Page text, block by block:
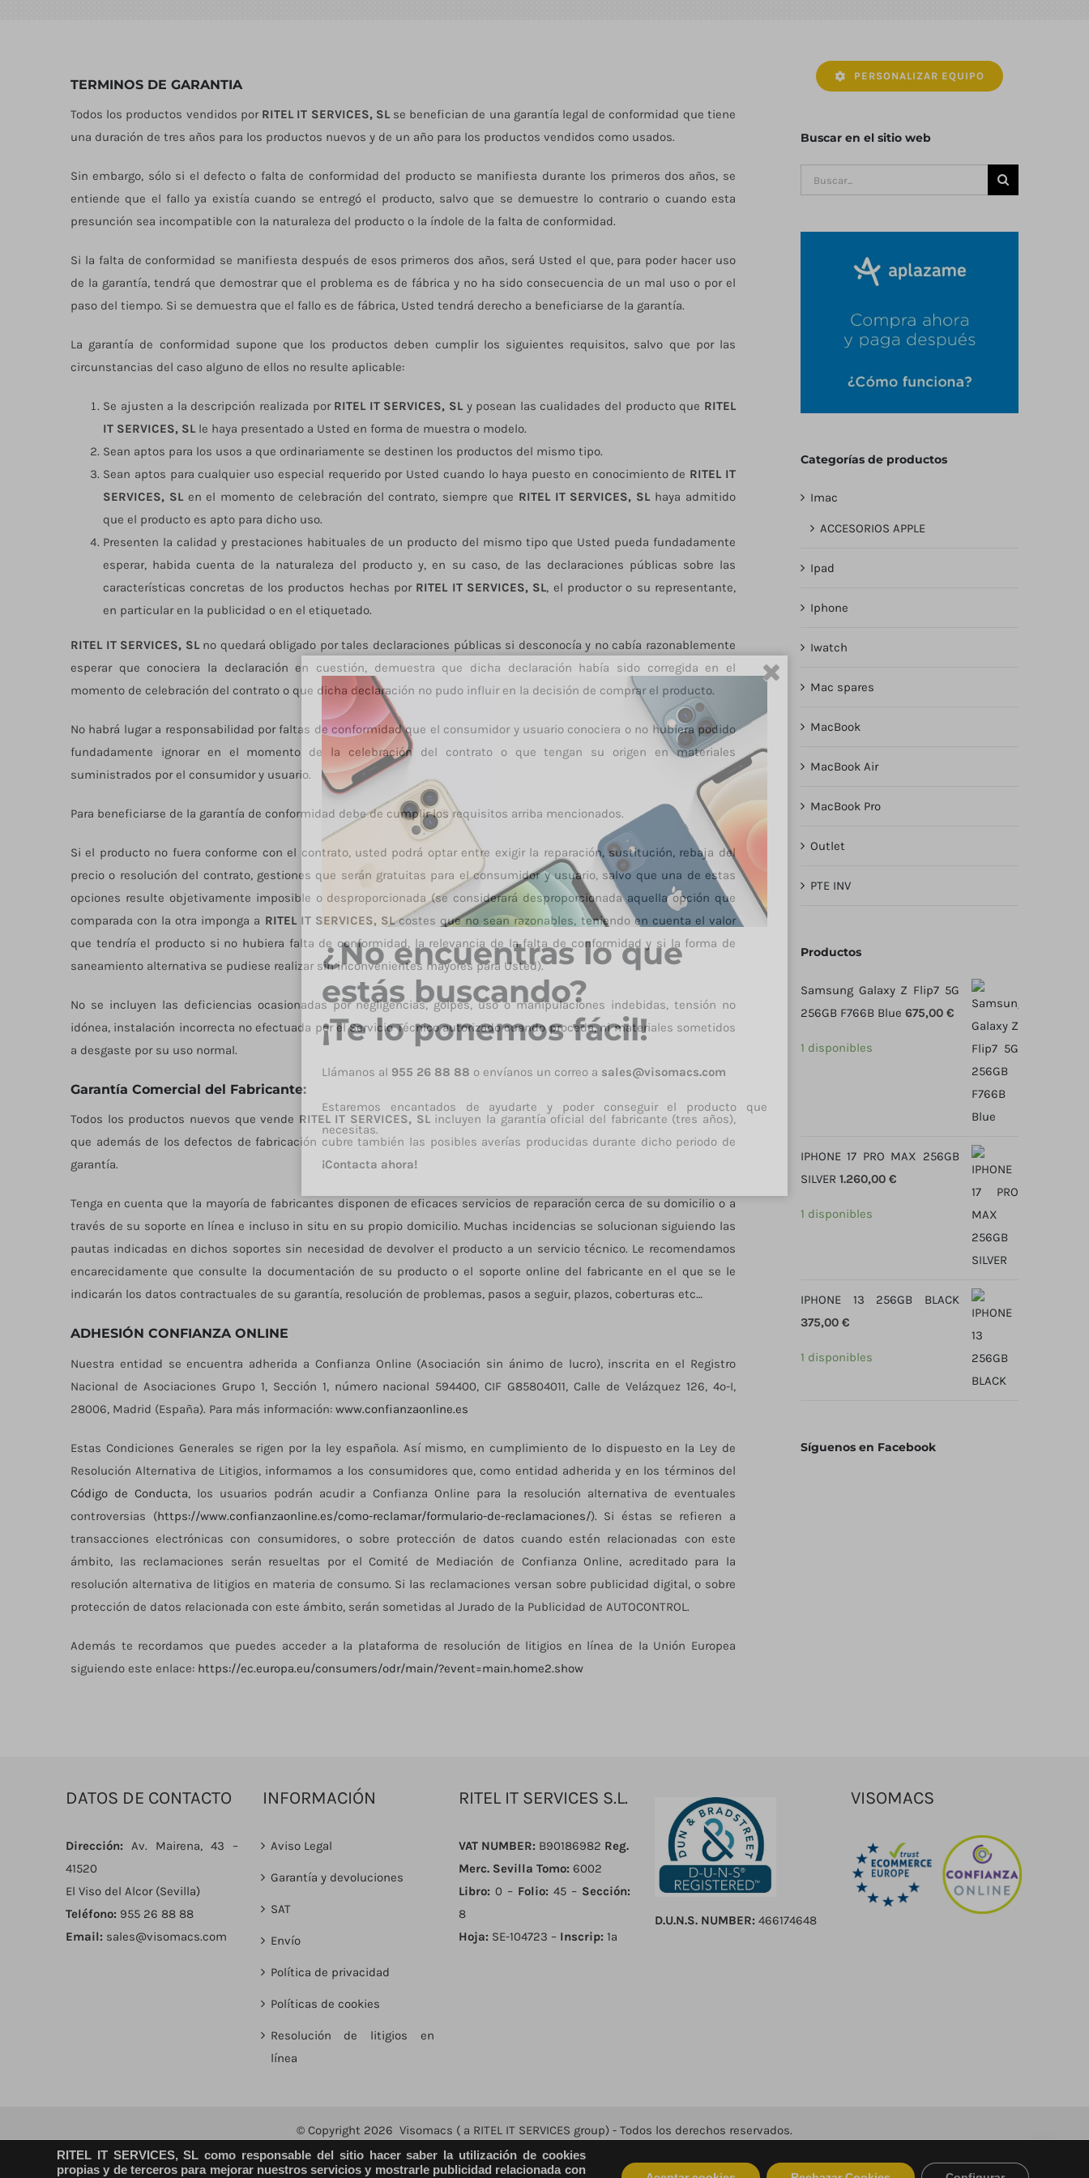
TERMINOS DE GARANTIA
Todos los productos vendidos por RITEL IT SERVICES, SLse benefician de una garantía legal de conformidad que tiene
una duración de tres años para los productos nuevos y de un año para los productos vendidos como usados.
Sin embargo, sólo si el defecto o falta de conformidad del producto se manifiesta durante los primeros dos años, se
entiende que el fallo ya existía cuando se entregó el producto, salvo que se demuestre lo contrario o cuando esta
presunción sea incompatible con la naturaleza del producto o la índole de la falta de conformidad.
Si la falta de conformidad se manifiesta después de esos primeros dos años, será Usted el que, para poder hacer uso
de la garantía, tendrá que demostrar que el problema es de fábrica y no ha sido consecuencia de un mal uso o por el
paso del tiempo. Si se demuestra que el fallo es de fábrica, Usted tendrá derecho a beneficiarse de la garantía.
La garantía de conformidad supone que los productos deben cumplir los siguientes requisitos, salvo que por las
circunstancias del caso alguno de ellos no resulte aplicable:
Se ajusten a la descripción realizada por RITEL IT SERVICES, SL y posean las cualidades del producto que RITEL
IT SERVICES, SL le haya presentado a Usted en forma de muestra o modelo.
Sean aptos para los usos a que ordinariamente se destinen los productos del mismo tipo.
Sean aptos para cualquier uso especial requerido por Usted cuando lo haya puesto en conocimiento de RITEL IT
SERVICES, SLen el momento de celebración del contrato, siempre que RITEL IT SERVICES, SL haya admitido
que el producto es apto para dicho uso.
Presenten la calidad y prestaciones habituales de un producto del mismo tipo que Usted pueda fundadamente
esperar, habida cuenta de la naturaleza del producto y, en su caso, de las declaraciones públicas sobre las
características concretas de los productos hechas por RITEL IT SERVICES, SL, el productor o su representante,
en particular en la publicidad o en el etiquetado.
RITEL IT SERVICES, SLno quedará obligado por tales declaraciones públicas si desconocía y no cabía razonablemente
esperar que conociera la declaración en cuestión, demuestra que dicha declaración había sido corregida en el
momento de celebración del contrato o que dicha declaración no pudo influir en la decisión de comprar el producto.
No habrá lugar a responsabilidad por faltas de conformidad que el consumidor y usuario conociera o no hubiera podido
fundadamente ignorar en el momento de la celebración del contrato o que tengan su origen en materiales
suministrados por el consumidor y usuario.
Para beneficiarse de la garantía de conformidad debe de cumplir los requisitos arriba mencionados.
Si el producto no fuera conforme con el contrato, usted podrá optar entre exigir la reparación, sustitución, rebaja del
precio o resolución del contrato, gestiones que serán gratuitas para el consumidor y usuario, salvo que una de estas
opciones resulte objetivamente imposible o desproporcionada (se considerará desproporcionada aquella opción que
comparada con la otra imponga a RITEL IT SERVICES, SLcostes que no sean razonables, teniendo en cuenta el valor
que tendría el producto si no hubiera falta de conformidad, la relevancia de la falta de conformidad y si la forma de
saneamiento alternativa se pudiese realizar sin inconvenientes mayores para Usted).
No se incluyen las deficiencias ocasionadas por negligencias, golpes, uso o manipulaciones indebidas, tensión no
idónea, instalación incorrecta no efectuada por el Servicio Técnico autorizado cuando proceda, ni materiales sometidos
a desgaste por su uso normal.
Garantía Comercial del Fabricante:
Todos los productos nuevos que vende RITEL IT SERVICES, SLincluyen la garantía oficial del fabricante (tres años),
que además de los defectos de fabricación cubre también las posibles averías producidas durante dicho periodo de
garantía.
Tenga en cuenta que la mayoría de fabricantes disponen de eficaces servicios de reparación cerca de su domicilio o a
través de su soporte en línea e incluso in situ en su propio domicilio. Muchas incidencias se solucionan siguiendo las
pautas indicadas en dichos soportes sin necesidad de devolver el producto a un servicio técnico. Le recomendamos
encarecidamente que consulte la documentación de su producto o el soporte online del fabricante en el que se le
indicarán los datos contractuales de su garantía, resolución de problemas, pasos a seguir, plazos, coberturas etc…
ADHESIÓN CONFIANZA ONLINE
Nuestra entidad se encuentra adherida a Confianza Online (Asociación sin ánimo de lucro), inscrita en el Registro
Nacional de Asociaciones Grupo 1, Sección 1, número nacional 594400, CIF G85804011, Calle de Velázquez 126, 4º-I,
28006, Madrid (España). Para más información: www.confianzaonline.es
Estas Condiciones Generales se rigen por la ley española. Así mismo, en cumplimiento de lo dispuesto en la Ley de
Resolución Alternativa de Litigios, informamos a los consumidores que, como entidad adherida y en los términos del
Código de Conducta, los usuarios podrán acudir a Confianza Online para la resolución alternativa de eventuales
controversias (https://www.confianzaonline.es/como-reclamar/formulario-de-reclamaciones/). Si éstas se refieren a
transacciones electrónicas con consumidores, o sobre protección de datos cuando estén relacionadas con este
ámbito, las reclamaciones serán resueltas por el Comité de Mediación de Confianza Online, acreditado para la
resolución alternativa de litigios en materia de consumo. Si las reclamaciones versan sobre publicidad digital, o sobre
protección de datos relacionada con este ámbito, serán sometidas al Jurado de la Publicidad de AUTOCONTROL.
Además te recordamos que puedes acceder a la plataforma de resolución de litigios en línea de la Unión Europea
siguiendo este enlace: https://ec.europa.eu/consumers/odr/main/?event=main.home2.show
PERSONALIZAR EQUIPO
Buscar en el sitio web
Buscar:
Categorías de productos
Imac
ACCESORIOS APPLE
Ipad
Iphone
Iwatch
Mac spares
MacBook
MacBook Air
MacBook Pro
Outlet
PTE INV
Productos
Samsung Galaxy Z Flip7 5G
256GB F766B Blue 675,00 €
1 disponibles
IPHONE 17 PRO MAX 256GB
SILVER 1.260,00 €
1 disponibles
IPHONE 13 256GB BLACK
375,00 €
1 disponibles
Síguenos en Facebook
DATOS DE CONTACTO
Dirección: Av. Mairena, 43 –
41520
El Viso del Alcor (Sevilla)
Teléfono: 955 26 88 88
Email: sales@visomacs.com
INFORMACIÓN
Aviso Legal
Garantía y devoluciones
SAT
Envío
Política de privacidad
Políticas de cookies
Resolución de litigios en
línea
RITEL IT SERVICES S.L.
VAT NUMBER: B90186982 Reg.
Merc. Sevilla Tomo: 6002
Libro: 0 – Folio: 45 – Sección:
8
Hoja: SE-104723 – Inscrip: 1ª
D.U.N.S. NUMBER: 466174648
VISOMACS
© Copyright 2026 Visomacs ( a RITEL IT SERVICES group) - Todos los derechos reservados.
¿No encuentras lo que
estás buscando?
¡Te lo ponemos fácil!
Llámanos al 955 26 88 88 o envíanos un correo a sales@visomacs.com
Estaremos encantados de ayudarte y poder conseguir el producto que
necesitas.
¡Contacta ahora!
RITEL IT SERVICES, SL como responsable del sitio hacer saber la utilización de cookies
propias y de terceros para mejorar nuestros servicios y mostrarle publicidad relacionada con